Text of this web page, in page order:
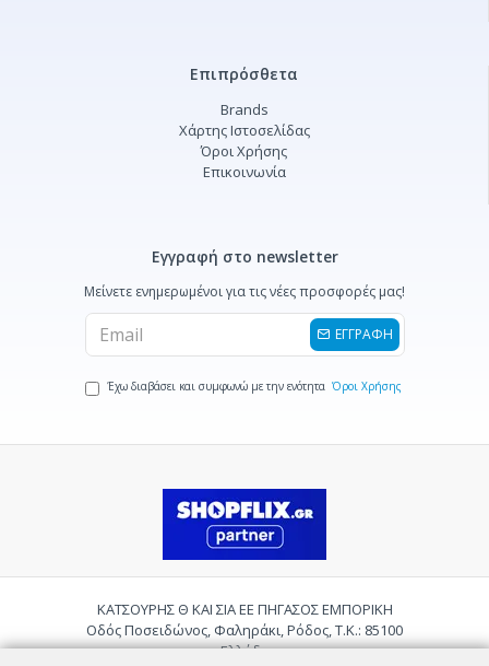
Επιπρόσθετα
Brands
Χάρτης Ιστοσελίδας
Όροι Χρήσης
Επικοινωνία
Εγγραφή στο newsletter
Μείνετε ενημερωμένοι για τις νέες προσφορές μας!
ΕΓΓΡΑΦΗ
Έχω διαβάσει και συμφωνώ με την ενότητα Όροι Χρήσης
ΚΑΤΣΟΥΡΗΣ Θ ΚΑΙ ΣΙΑ ΕΕ ΠΗΓΑΣΟΣ ΕΜΠΟΡΙΚΗ
Οδός Ποσειδώνος, Φαληράκι, Ρόδος, Τ.Κ.: 85100
Ελλάδα